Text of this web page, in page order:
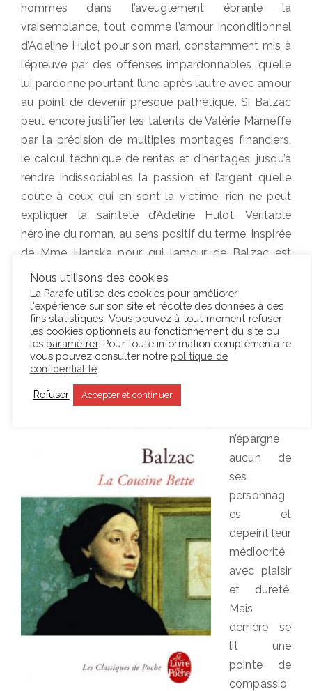
hommes dans l’aveuglement ébranle la
vraisemblance, tout comme l’amour inconditionnel
d’Adeline Hulot pour son mari, constamment mis à
l’épreuve par des offenses impardonnables, qu’elle
lui pardonne pourtant l’une après l’autre avec amour
au point de devenir presque pathétique. Si Balzac
peut encore justifier les talents de Valérie Marneffe
par la précision de multiples montages financiers,
le calcul technique de rentes et d’héritages, jusqu’à
rendre indissociables la passion et l’argent qu’elle
coûte à ceux qui en sont la victime, rien ne peut
expliquer la sainteté d’Adeline Hulot. Véritable
héroïne du roman, au sens positif du terme, inspirée
de Mme Hanska pour qui l’amour de Balzac est
absolu, Adeline l’ouvre et le clôt au cours de deux
scènes qui mettent à l’épreuve sa pureté et qui ne
font qu’encadrer une série de démonstrations de sa
vertu dans ce milieu corrompu, incapable de
s’élever au-dessus de la fange.
n’épargne
aucun de
ses
personnag
es et
dépeint leur
médiocrité
avec plaisir
et dureté.
Mais
derrière se
lit une
pointe de
compassio
Nous utilisons des cookies
La Parafe utilise des cookies pour améliorer
l'expérience sur son site et récolte des données à des
fins statistiques. Vous pouvez à tout moment refuser
les cookies optionnels au fonctionnement du site ou
les paramétrer. Pour toute information complémentaire
vous pouvez consulter notre politique de
confidentialité.
Refuser Accepter et continuer